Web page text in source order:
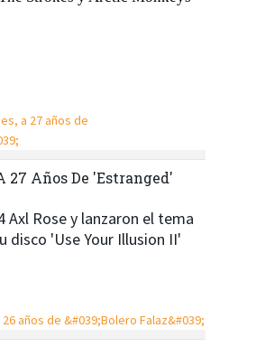
27 Años De 'Estranged'
Axl Rose y lanzaron el tema
disco 'Use Your Illusion II'